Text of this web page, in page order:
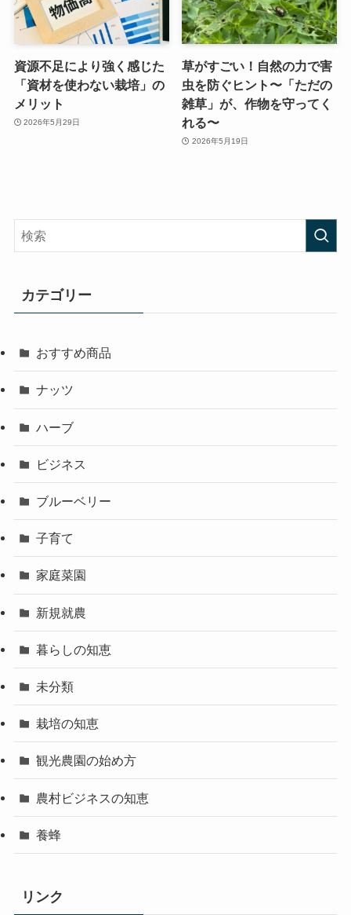
資源不足により強く感じた
「資材を使わない栽培」の
メリット
2026年5月29日
草がすごい！自然の力で害
虫を防ぐヒント〜「ただの
雑草」が、作物を守ってく
れる〜
2026年5月19日
カテゴリー
おすすめ商品
ナッツ
ハーブ
ビジネス
ブルーベリー
子育て
家庭菜園
新規就農
暮らしの知恵
未分類
栽培の知恵
観光農園の始め方
農村ビジネスの知恵
養蜂
リンク